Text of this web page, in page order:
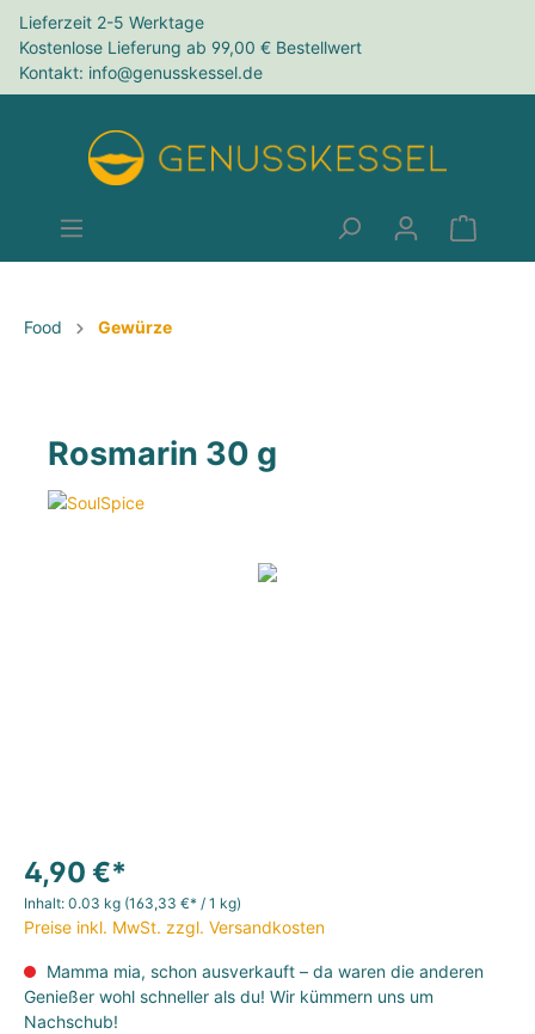
Lieferzeit 2-5 Werktage
Kostenlose Lieferung ab 99,00 € Bestellwert
Kontakt: info@genusskessel.de
Food Gewürze
Rosmarin 30 g
4,90 €*
Inhalt: 0.03 kg (163,33 €* / 1 kg)
Preise inkl. MwSt. zzgl. Versandkosten
Mamma mia, schon ausverkauft – da waren die anderen
Genießer wohl schneller als du! Wir kümmern uns um
Nachschub!